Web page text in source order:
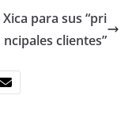
para sus “pri
ncipales clientes”